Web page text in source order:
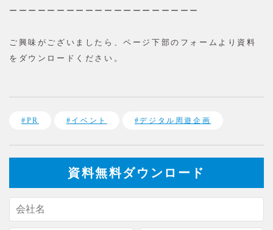
ーーーーーーーーーーーーーーーーーーーー
ご興味がございましたら、ページ下部のフォームより資料
をダウンロードください。
#PR #イベント #デジタル周遊企画
資料無料ダウンロード